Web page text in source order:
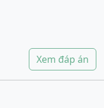
Xem đáp án